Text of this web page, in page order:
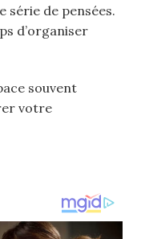
série de pensées.
d’organiser
souvent
votre